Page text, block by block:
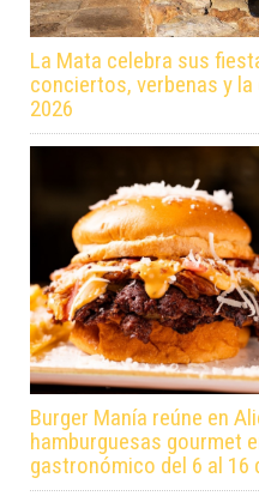
La Mata celebra sus
conciertos, verbenas y
2026
Burger Manía reúne en
hamburguesas gourmet
gastronómico del 6 al 16